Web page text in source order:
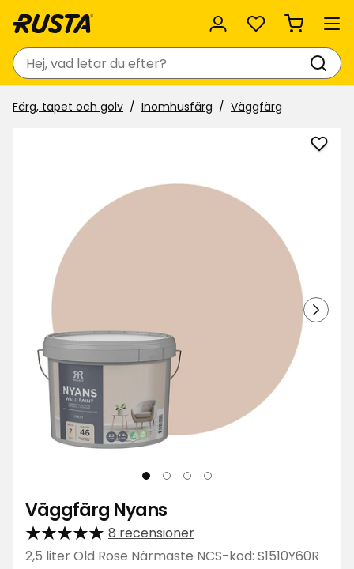
Favoriter
Sök
Färg, tapet och golv Inomhusfärg Väggfärg
Lägg
Väggfärg Nyans
8 recensioner
2,5 liter Old Rose Närmaste NCS-kod: S1510Y60R